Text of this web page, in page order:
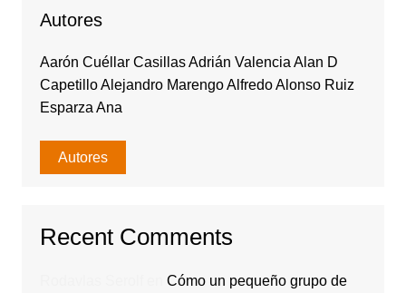
Autores
Aarón Cuéllar Casillas Adrián Valencia Alan D
Capetillo Alejandro Marengo Alfredo Alonso Ruiz
Esparza Ana
Autores
Recent Comments
Cómo un pequeño grupo de